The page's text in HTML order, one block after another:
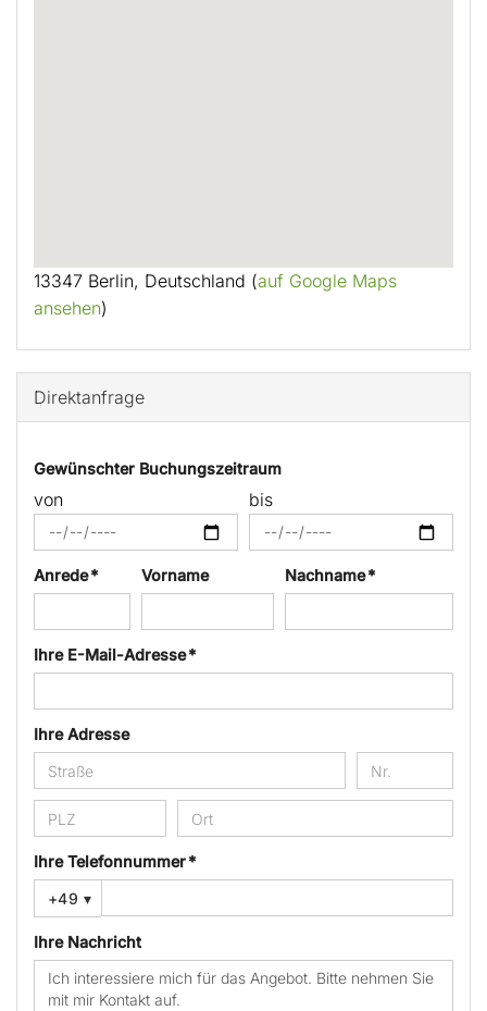
13347 Berlin, Deutschland (auf Google Maps
ansehen)
Direktanfrage
Gewünschter Buchungszeitraum
von bis
Anrede * Vorname Nachname *
Ihre E-Mail-Adresse *
Ihre Adresse
Ihre Telefonnummer *
+49 ▾
Ihre Nachricht